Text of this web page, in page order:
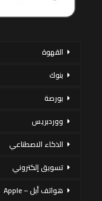
القهوة
بنوك
بورصة
ووردبريس
الذكاء الاصطناعي
تسويق إلكتروني
هواتف أبل – Apple